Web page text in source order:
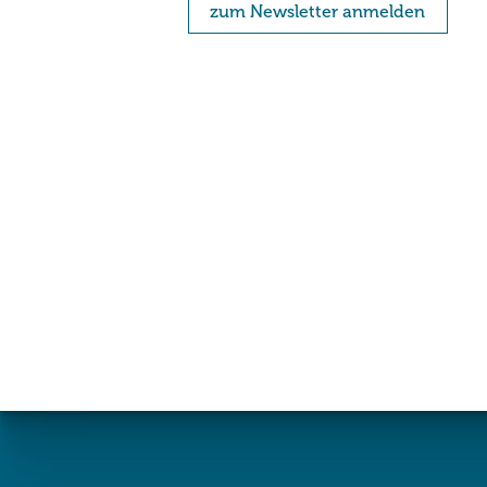
zum Newsletter anmelden